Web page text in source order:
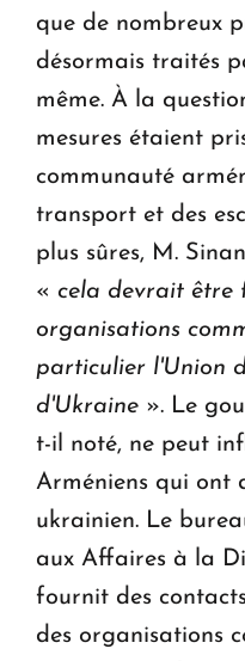
que de nombreux
désormais traités
même. À la
mesures étaient
communauté
transport et des
plus sûres, M.
« cela devrait être
organisations
particulier l'Union
d'Ukraine ». Le
t-il noté, ne peut
Arméniens qui ont
ukrainien. Le
aux Affaires à la
fournit des
des organisations